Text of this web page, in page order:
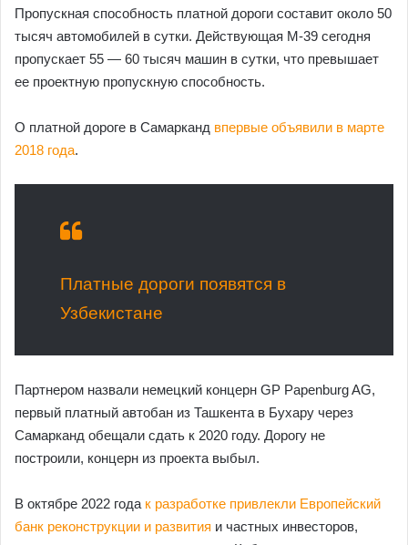
Пропускная способность платной дороги составит около 50
тысяч автомобилей в сутки. Действующая М-39 сегодня
пропускает 55 — 60 тысяч машин в сутки, что превышает
ее проектную пропускную способность.
О платной дороге в Самарканд впервые объявили в марте
2018 года.
Платные дороги появятся в
Узбекистане
Партнером назвали немецкий концерн GP Papenburg AG,
первый платный автобан из Ташкента в Бухару через
Самарканд обещали сдать к 2020 году. Дорогу не
построили, концерн из проекта выбыл.
В октябре 2022 года к разработке привлекли Европейский
банк реконструкции и развития и частных инвесторов,